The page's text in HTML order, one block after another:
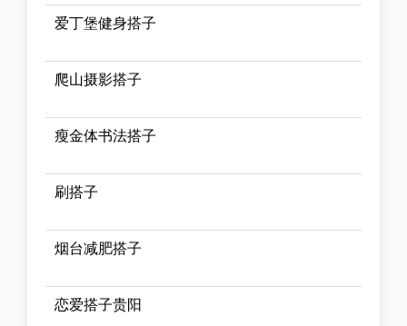
爱丁堡健身搭子
爬山摄影搭子
瘦金体书法搭子
刷搭子
烟台减肥搭子
恋爱搭子贵阳